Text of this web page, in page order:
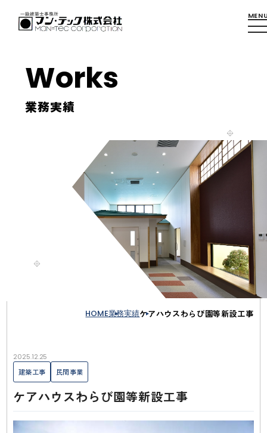
Works
業務実績
HOME業務実績ケアハウスわらび園等新設工事
2025.12.25
建築工事
民間事業
ケアハウスわらび園等新設工事